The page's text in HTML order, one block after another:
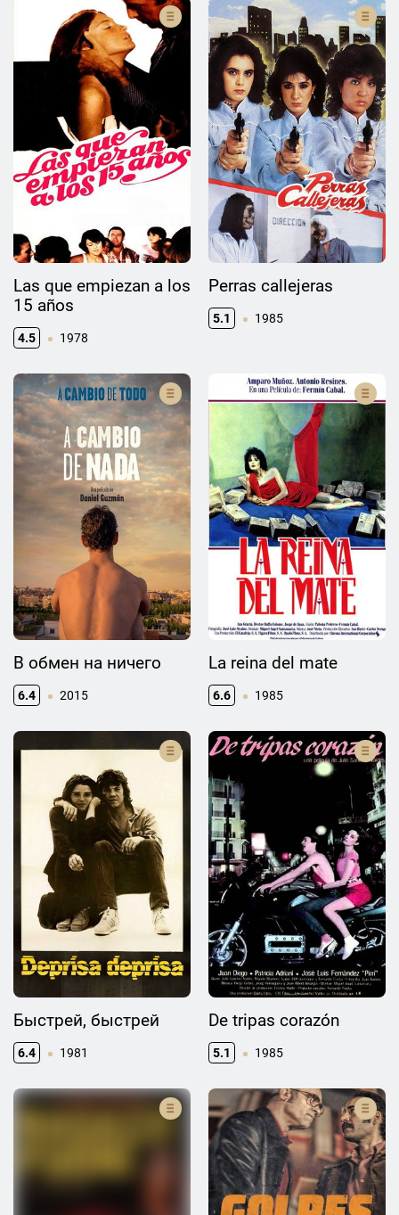
Las que empiezan a los
15 años
4.5 1978
Perras callejeras
5.1 1985
В обмен на ничего
6.4 2015
La reina del mate
6.6 1985
Быстрей, быстрей
6.4 1981
De tripas corazón
5.1 1985